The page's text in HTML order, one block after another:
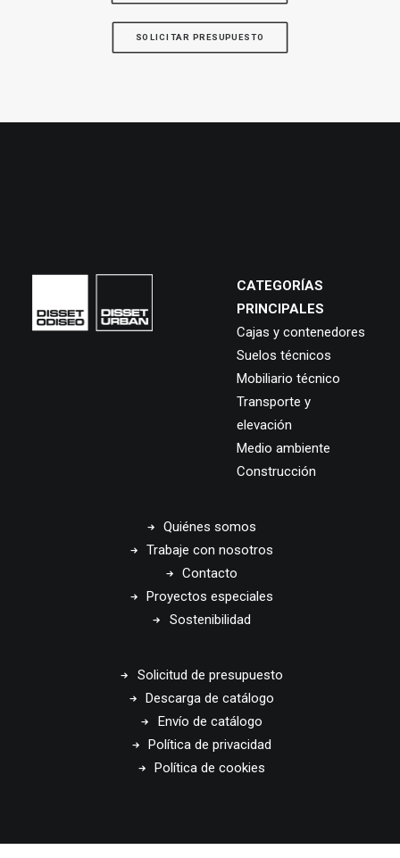
SOLICITAR PRESUPUESTO
CATEGORÍAS
PRINCIPALES
Cajas y contenedores
Suelos técnicos
Mobiliario técnico
Transporte y
elevación
Medio ambiente
Construcción
Quiénes somos
Trabaje con nosotros
Contacto
Proyectos especiales
Sostenibilidad
Solicitud de presupuesto
Descarga de catálogo
Envío de catálogo
Política de privacidad
Política de cookies